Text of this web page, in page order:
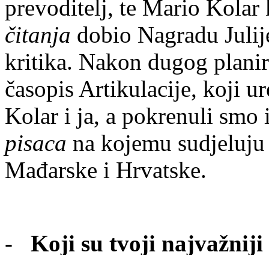
prevoditelj, te Mario
čitanja dobio Nagradu
kritika. Nakon dugog
časopis Artikulacije, koji
Kolar i ja, a pokrenuli
pisaca na kojemu
Mađarske i Hrvatske.
- Koji su tvoji najvažniji